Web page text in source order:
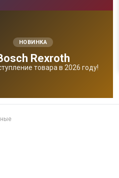
НОВИНКА
Rexroth
товара в 2026 году!